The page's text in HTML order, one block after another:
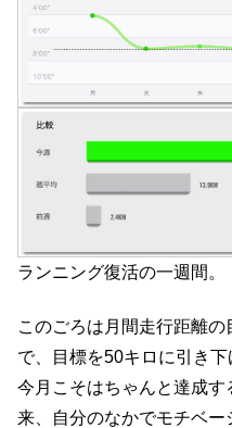
ランニング復活の一週間。
このごろは月間走行距離
で、目標を50キロに引き下
今月こそはちゃんと達成
来、自分のなかでモチベー